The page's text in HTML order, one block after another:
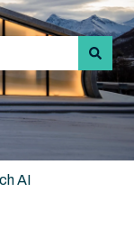
är tomt.
AI